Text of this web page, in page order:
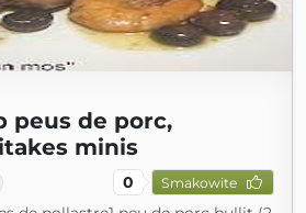
peus de porc,
minis
0 Smakowite